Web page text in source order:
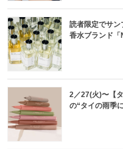
読者限定でサ
香水ブランド
2／27(火)〜【
の“タイの雨季